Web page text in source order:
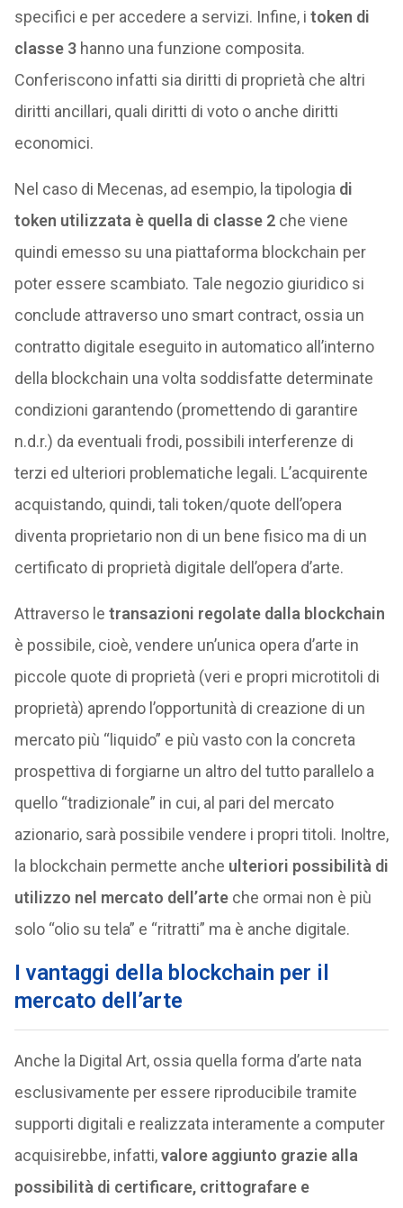
specifici e per accedere a servizi. Infine, i token di
classe 3hanno una funzione composita.
Conferiscono infatti sia diritti di proprietà che altri
diritti ancillari, quali diritti di voto o anche diritti
economici.
Nel caso di Mecenas, ad esempio, la tipologia di
token utilizzata è quella di classe 2che viene
quindi emesso su una piattaforma blockchain per
poter essere scambiato. Tale negozio giuridico si
conclude attraverso uno smart contract, ossia un
contratto digitale eseguito in automatico all’interno
della blockchain una volta soddisfatte determinate
condizioni garantendo (promettendo di garantire
n.d.r.) da eventuali frodi, possibili interferenze di
terzi ed ulteriori problematiche legali. L’acquirente
acquistando, quindi, tali token/quote dell’opera
diventa proprietario non di un bene fisico ma di un
certificato di proprietà digitale dell’opera d’arte.
Attraverso le transazioni regolate dalla blockchain
è possibile, cioè, vendere un’unica opera d’arte in
piccole quote di proprietà (veri e propri microtitoli di
proprietà) aprendo l’opportunità di creazione di un
mercato più “liquido” e più vasto con la concreta
prospettiva di forgiarne un altro del tutto parallelo a
quello “tradizionale” in cui, al pari del mercato
azionario, sarà possibile vendere i propri titoli. Inoltre,
la blockchain permette anche ulteriori possibilità di
utilizzo nel mercato dell’arteche ormai non è più
solo “olio su tela” e “ritratti” ma è anche digitale.
I vantaggi della blockchain per il
mercato dell’arte
Anche la Digital Art, ossia quella forma d’arte nata
esclusivamente per essere riproducibile tramite
supporti digitali e realizzata interamente a computer
acquisirebbe, infatti,valore aggiunto grazie alla
possibilità di certificare, crittografare e